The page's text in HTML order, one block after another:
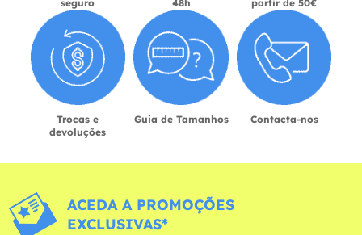
seguro
48h
partir de 50€
Trocas e
devoluções
Guia de Tamanhos Contacta-nos
ACEDA A PROMOÇÕES
EXCLUSIVAS*